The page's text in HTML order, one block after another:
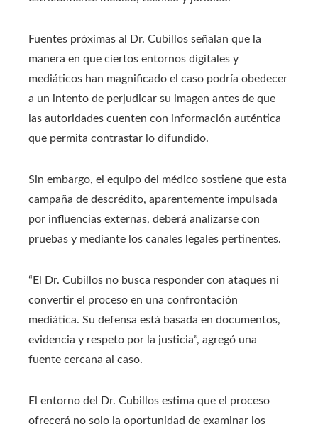
Fuentes próximas al Dr. Cubillos señalan que la
manera en que ciertos entornos digitales y
mediáticos han magnificado el caso podría obedecer
a un intento de perjudicar su imagen antes de que
las autoridades cuenten con información auténtica
que permita contrastar lo difundido.
Sin embargo, el equipo del médico sostiene que esta
campaña de descrédito, aparentemente impulsada
por influencias externas, deberá analizarse con
pruebas y mediante los canales legales pertinentes.
“El Dr. Cubillos no busca responder con ataques ni
convertir el proceso en una confrontación
mediática. Su defensa está basada en documentos,
evidencia y respeto por la justicia”, agregó una
fuente cercana al caso.
El entorno del Dr. Cubillos estima que el proceso
ofrecerá no solo la oportunidad de examinar los